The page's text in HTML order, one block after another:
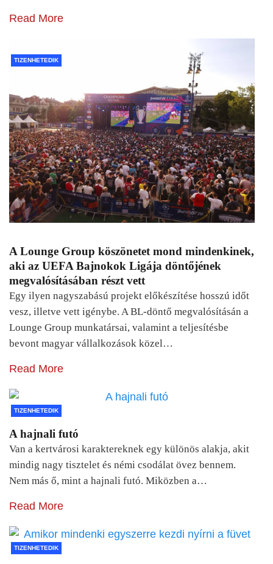
Read More
TIZENHETEDIK
A Lounge Group köszönetet mond mindenkinek,
aki az UEFA Bajnokok Ligája döntőjének
megvalósításában részt vett
Egy ilyen nagyszabású projekt előkészítése hosszú időt
vesz, illetve vett igénybe. A BL-döntő megvalósításán a
Lounge Group munkatársai, valamint a teljesítésbe
bevont magyar vállalkozások közel…
Read More
TIZENHETEDIK
A hajnali futó
Van a kertvárosi karaktereknek egy különös alakja, akit
mindig nagy tisztelet és némi csodálat övez bennem.
Nem más ő, mint a hajnali futó. Miközben a…
Read More
TIZENHETEDIK